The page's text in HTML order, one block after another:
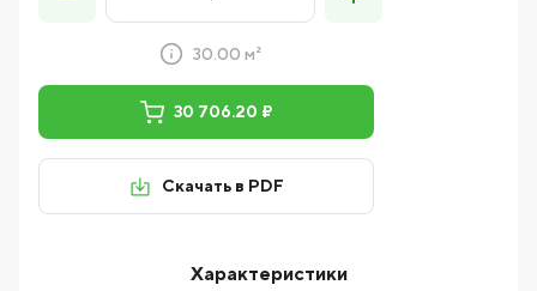
30.00 м²
30 706.20 ₽
Скачать в PDF
Характеристики